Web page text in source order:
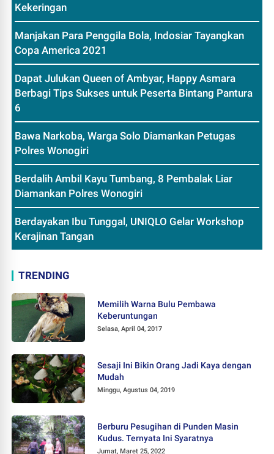
Kekeringan
Manjakan Para Penggila Bola, Indosiar Tayangkan
Copa America 2021
Dapat Julukan Queen of Ambyar, Happy Asmara
Berbagi Tips Sukses untuk Peserta Bintang Pantura
6
Bawa Narkoba, Warga Solo Diamankan Petugas
Polres Wonogiri
Berdalih Ambil Kayu Tumbang, 8 Pembalak Liar
Diamankan Polres Wonogiri
Berdayakan Ibu Tunggal, UNIQLO Gelar Workshop
Kerajinan Tangan
TRENDING
Memilih Warna Bulu Pembawa
Keberuntungan
Selasa, April 04, 2017
Sesaji Ini Bikin Orang Jadi Kaya dengan
Mudah
Minggu, Agustus 04, 2019
Berburu Pesugihan di Punden Masin
Kudus. Ternyata Ini Syaratnya
Jumat, Maret 25, 2022